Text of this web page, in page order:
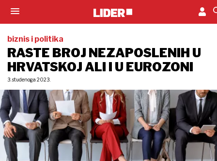
biznis i politika
RASTE BROJ NEZAPOSLENIH U
HRVATSKOJ ALI I U EUROZONI
3. studenoga 2023.